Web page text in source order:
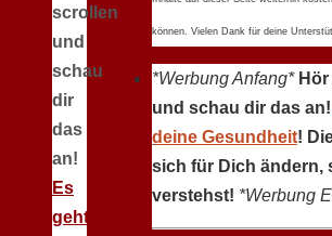
scrollen
und
schau
dir
das
an!
Es
geht
können. Vielen Dank für deine
*Werbung Anfang*
und schau dir das an!
deine Gesundheit!
sich für Dich ändern,
verstehst! *Werbung